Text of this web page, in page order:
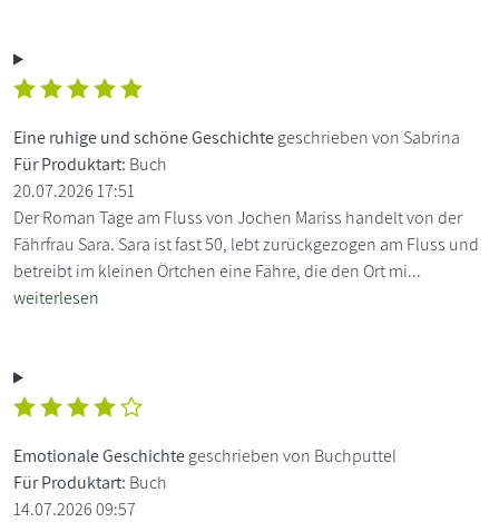
Eine ruhige und schöne Geschichtegeschrieben von Sabrina
Für Produktart: Buch
20.07.2026 17:51
Der Roman Tage am Fluss von Jochen Mariss handelt von der
Fährfrau Sara. Sara ist fast 50, lebt zurückgezogen am Fluss und
betreibt im kleinen Örtchen eine Fähre, die den Ort mi...
weiterlesen
Emotionale Geschichtegeschrieben von Buchputtel
Für Produktart: Buch
14.07.2026 09:57